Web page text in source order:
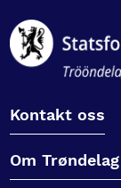
Kontakt oss
Om